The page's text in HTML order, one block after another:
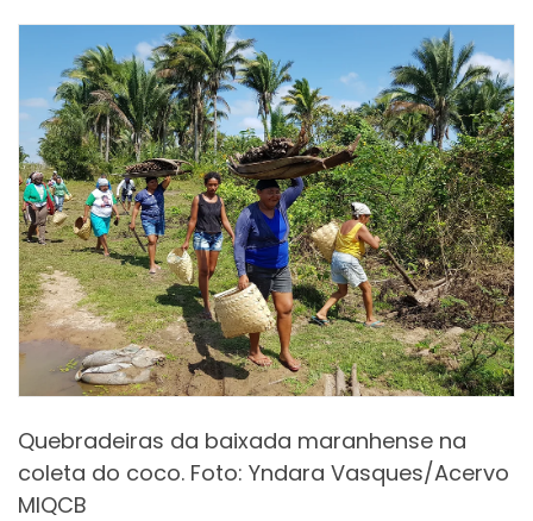
Quebradeiras da baixada maranhense na
coleta do coco. Foto: Yndara Vasques/Acervo
MIQCB